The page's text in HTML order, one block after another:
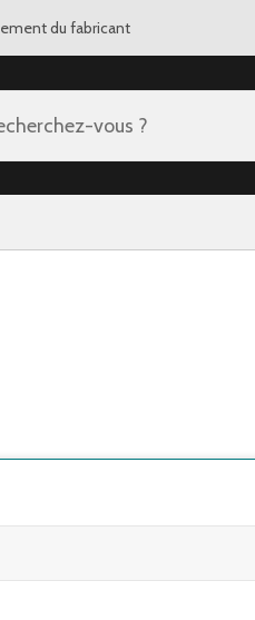
du fabricant
vous ?